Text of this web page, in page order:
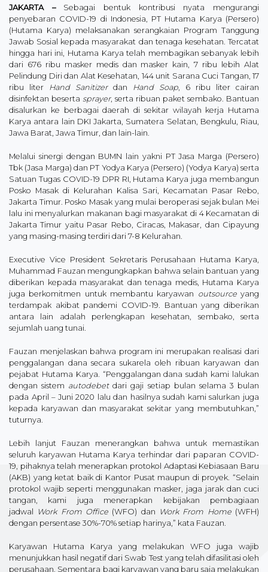
JAKARTA – Sebagai bentuk kontribusi nyata mengurangi
penyebaran COVID-19 di Indonesia, PT Hutama Karya (Persero)
(Hutama Karya) melaksanakan serangkaian Program Tanggung
Jawab Sosial kepada masyarakat dan tenaga kesehatan. Tercatat
hingga hari ini, Hutama Karya telah membagikan sebanyak lebih
dari 676 ribu masker medis dan masker kain, 7 ribu lebih Alat
Pelindung Diri dan Alat Kesehatan, 144 unit Sarana Cuci Tangan, 17
ribu liter
Hand Sanitizerdan Hand Soap , 6 ribu liter cairan
disinfektan beserta sprayer, serta ribuan paket sembako. Bantuan
disalurkan ke berbagai daerah di sekitar wilayah kerja Hutama
Karya antara lain DKI Jakarta, Sumatera Selatan, Bengkulu, Riau,
Jawa Barat, Jawa Timur, dan lain-lain.
Melalui sinergi dengan BUMN lain yakni PT Jasa Marga (Persero)
Tbk (Jasa Marga) dan PT Yodya Karya (Persero) (Yodya Karya) serta
Satuan Tugas COVID-19 DPR RI, Hutama Karya juga membangun
Posko Masak di Kelurahan Kalisa Sari, Kecamatan Pasar Rebo,
Jakarta Timur. Posko Masak yang mulai beroperasi sejak bulan Mei
lalu ini menyalurkan makanan bagi masyarakat di 4 Kecamatan di
Jakarta Timur yaitu Pasar Rebo, Ciracas, Makasar, dan Cipayung
yang masing-masing terdiri dari 7-8 Kelurahan.
Executive Vice President Sekretaris Perusahaan Hutama Karya,
Muhammad Fauzan mengungkapkan bahwa selain bantuan yang
diberikan kepada masyarakat dan tenaga medis, Hutama Karya
juga berkomitmen untuk membantu karyawan outsourceyang
terdampak akibat pandemi COVID-19. Bantuan yang diberikan
antara lain adalah perlengkapan kesehatan, sembako, serta
sejumlah uang tunai.
Fauzan menjelaskan bahwa program ini merupakan realisasi dari
penggalangan dana secara sukarela oleh ribuan karyawan dan
pejabat Hutama Karya. “Penggalangan dana sudah kami lalukan
dengan sistem autodebetdari gaji setiap bulan selama 3 bulan
pada April – Juni 2020 lalu dan hasilnya sudah kami salurkan juga
kepada karyawan dan masyarakat sekitar yang membutuhkan,”
tuturnya.
Lebih lanjut Fauzan menerangkan bahwa untuk memastikan
seluruh karyawan Hutama Karya terhindar dari paparan COVID-
19, pihaknya telah menerapkan protokol Adaptasi Kebiasaan Baru
(AKB) yang ketat baik di Kantor Pusat maupun di proyek. “Selain
protokol wajib seperti menggunakan masker, jaga jarak dan cuci
tangan, kami juga menerapkan kebijakan pembagiaan
jadwal
Work From Office (WFO) dan Work From Home(WFH)
dengan persentase 30%-70% setiap harinya,” kata Fauzan.
Karyawan Hutama Karya yang melakukan WFO juga wajib
menunjukkan hasil negatif dari Swab Test yang telah difasilitasi oleh
perusahaan. Sementara bagi karyawan yang baru saja melakukan